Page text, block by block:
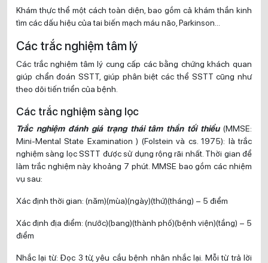
Khám thực thể một cách toàn diện, bao gồm cả khám thần kinh
tìm các dấu hiệu của tai biến mạch máu não, Parkinson…
Các trắc nghiệm tâm lý
Các trắc nghiệm tâm lý cung cấp các bằng chứng khách quan
giúp chẩn đoán SSTT, giúp phân biệt các thể SSTT cũng như
theo dõi tiến triển của bệnh.
Các trắc nghiệm sàng lọc
Trắc nghiệm đánh giá trạng thái tâm thần tối thiểu (MMSE:
Mini-Mental State Examination ) (Folstein và cs. 1975): là trắc
nghiệm sàng lọc SSTT được sử dụng rộng rãi nhất. Thời gian để
làm trắc nghiệm này khoảng 7 phút. MMSE bao gồm các nhiệm
vụ sau:
Xác định thời gian: (năm)(mùa)(ngày)(thứ)(tháng) – 5 điểm
Xác định địa điểm: (nước)(bang)(thành phố)(bệnh viện)(tầng) – 5
điểm
Nhắc lại từ: Đọc 3 từ, yêu cầu bệnh nhân nhắc lại. Mỗi từ trả lời